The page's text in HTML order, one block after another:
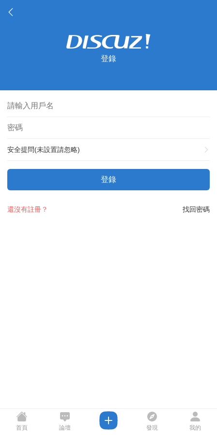
登錄
安全提問(未設置請忽略)
登錄
找回密碼
還沒有註冊？
首頁 論壇 發現 我的